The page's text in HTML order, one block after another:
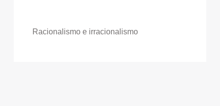
Racionalismo e irracionalismo